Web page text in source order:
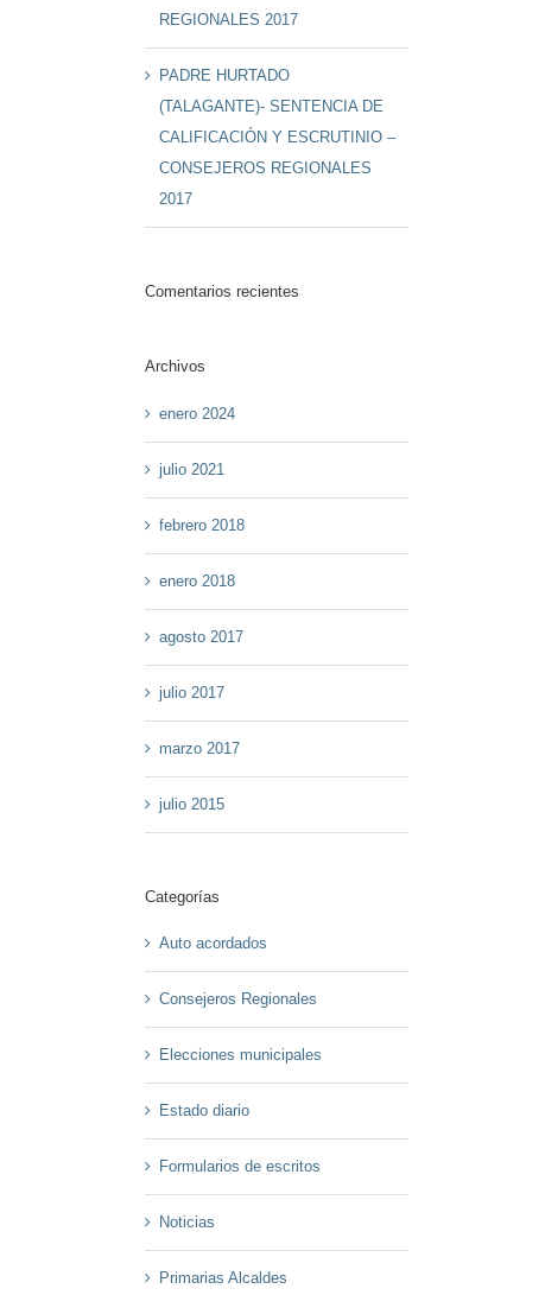
REGIONALES 2017
PADRE HURTADO
(TALAGANTE)- SENTENCIA DE
CALIFICACIÓN Y ESCRUTINIO –
CONSEJEROS REGIONALES
2017
Comentarios recientes
Archivos
enero 2024
julio 2021
febrero 2018
enero 2018
agosto 2017
julio 2017
marzo 2017
julio 2015
Categorías
Auto acordados
Consejeros Regionales
Elecciones municipales
Estado diario
Formularios de escritos
Noticias
Primarias Alcaldes